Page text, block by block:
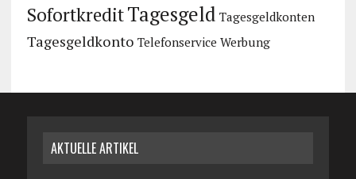
SofortkreditTagesgeld Tagesgeldkonten
Tagesgeldkonto Telefonservice Werbung
AKTUELLE ARTIKEL